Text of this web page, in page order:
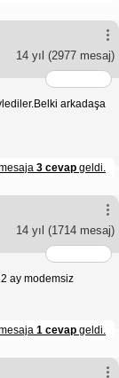
14 yıl (2977 mesaj)
arkadaşa
3 cevap geldi.
14 yıl (1714 mesaj)
ay modemsiz
1 cevap geldi.